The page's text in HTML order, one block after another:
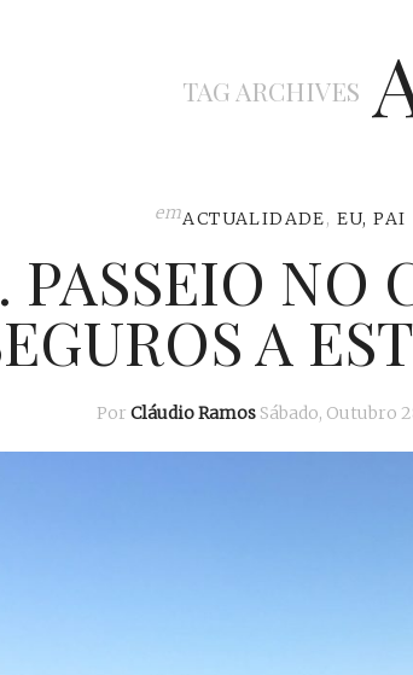
TAG ARCHIVES
emACTUALIDADE, EU, PAI
NO
A
Por Cláudio Ramos Sábado, Outubro